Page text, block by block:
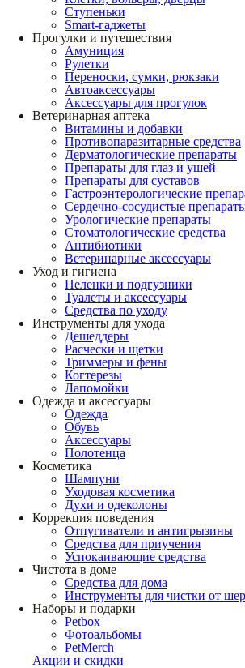
Ступеньки
Smart-гаджеты
Прогулки и путешествия
Амуниция
Рулетки
Переноски, сумки, рюкзаки
Автоаксессуары
Аксессуары для прогулок
Ветеринарная аптека
Витамины и добавки
Противопаразитарные средства
Дерматологические препараты
Препараты для глаз и ушей
Препараты для суставов
Гастроэнтерологические
Сердечно-сосудистые
Урологические препараты
Стоматологические средства
Антибиотики
Ветеринарные аксессуары
Уход и гигиена
Пеленки и подгузники
Туалеты и аксессуары
Средства по уходу
Инструменты для ухода
Дешеддеры
Расчески и щетки
Триммеры и фены
Когтерезы
Лапомойки
Одежда и аксессуары
Одежда
Обувь
Аксессуары
Полотенца
Косметика
Шампуни
Уходовая косметика
Духи и одеколоны
Коррекция поведения
Отпугиватели и антигрызины
Средства для приучения
Успокаивающие средства
Чистота в доме
Средства для дома
Инструменты для чистки от
Наборы и подарки
Petbox
Фотоальбомы
PetMerch
Акции и скидки